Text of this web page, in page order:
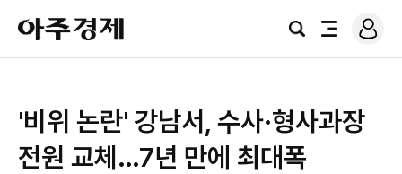
아
주
경
검
전
로
그
'비위 논란' 강남서, 수사·형사과장
전원 교체…7년 만에 최대폭